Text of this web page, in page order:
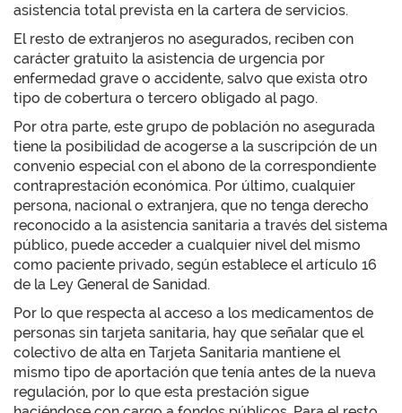
asistencia total prevista en la cartera de servicios.
El resto de extranjeros no asegurados, reciben con
carácter gratuito la asistencia de urgencia por
enfermedad grave o accidente, salvo que exista otro
tipo de cobertura o tercero obligado al pago.
Por otra parte, este grupo de población no asegurada
tiene la posibilidad de acogerse a la suscripción de un
convenio especial con el abono de la correspondiente
contraprestación económica. Por último, cualquier
persona, nacional o extranjera, que no tenga derecho
reconocido a la asistencia sanitaria a través del sistema
público, puede acceder a cualquier nivel del mismo
como paciente privado, según establece el artículo 16
de la Ley General de Sanidad.
Por lo que respecta al acceso a los medicamentos de
personas sin tarjeta sanitaria, hay que señalar que el
colectivo de alta en Tarjeta Sanitaria mantiene el
mismo tipo de aportación que tenía antes de la nueva
regulación, por lo que esta prestación sigue